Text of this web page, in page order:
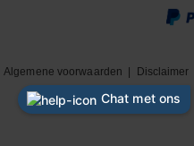
Algemene voorwaarden Disclaimer
|
Cookiebeleid